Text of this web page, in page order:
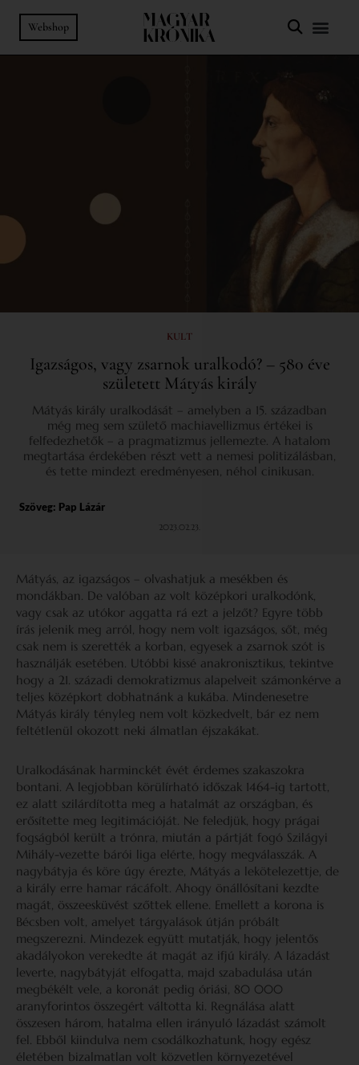
Webshop
KULT
Igazságos, vagy zsarnok uralkodó? – 580 éve
született Mátyás király
Mátyás király uralkodását – amelyben a 15. században
még meg sem születő machiavellizmus értékei is
felfedezhetők – a pragmatizmus jellemezte. A hatalom
megtartása érdekében részt vett a nemesi politizálásban,
és tette mindezt eredményesen, néhol cinikusan.
Szöveg: Pap Lázár
2023.02.23.
Mátyás, az igazságos – olvashatjuk a mesékben és
mondákban. De valóban az volt középkori uralkodónk,
vagy csak az utókor aggatta rá ezt a jelzőt? Egyre több
írás jelenik meg arról, hogy nem volt igazságos, sőt, még
csak nem is szerették a korban, egyesek a zsarnok szót is
használják esetében. Utóbbi kissé anakronisztikus, tekintve
hogy a 21. századi demokratizmus alapelveit számonkérve a
teljes középkort dobhatnánk a kukába. Mindenesetre
Mátyás király tényleg nem volt közkedvelt, bár ez nem
feltétlenül okozott neki álmatlan éjszakákat.
Uralkodásának harminckét évét érdemes szakaszokra
bontani. A legjobban körülírható időszak 1464-ig tartott,
ez alatt szilárdította meg a hatalmát az országban, és
erősítette meg legitimációját. Ne feledjük, hogy prágai
fogságból került a trónra, miután a pártját fogó Szilágyi
Mihály-vezette bárói liga elérte, hogy megválasszák. A
nagybátyja és köre úgy érezte, Mátyás a lekötelezettje, de
a király erre hamar rácáfolt. Ahogy önállósítani kezdte
magát, összeesküvést szőttek ellene. Emellett a korona is
Bécsben volt, amelyet tárgyalások útján próbált
megszerezni. Mindezek együtt mutatják, hogy jelentős
akadályokon verekedte át magát az ifjú király. A lázadást
leverte, nagybátyját elfogatta, majd szabadulása után
megbékélt vele, a koronát pedig óriási, 80 000
aranyforintos összegért váltotta ki. Regnálása alatt
összesen három, hatalma ellen irányuló lázadást számolt
fel. Ebből kiindulva nem csodálkozhatunk, hogy egész
életében bizalmatlan volt közvetlen környezetével